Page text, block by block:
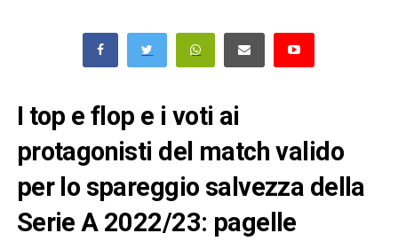
I top e flop e i voti ai
protagonisti del match valido
per lo spareggio salvezza della
Serie A 2022/23: pagelle